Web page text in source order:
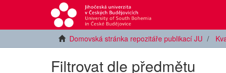
Domovská stránka repozitáře publikací JU
Filtrovat dle předmětu